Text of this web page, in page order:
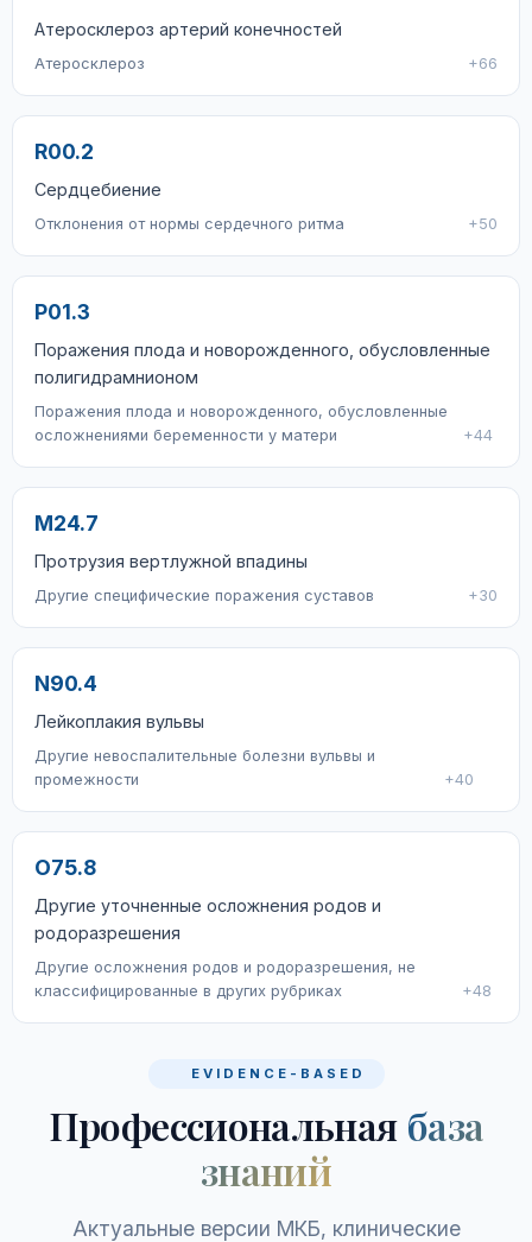
Атеросклероз артерий конечностей
Атеросклероз +66
R00.2
Сердцебиение
Отклонения от нормы сердечного ритма +50
P01.3
Поражения плода и новорожденного, обусловленные
полигидрамнионом
Поражения плода и новорожденного, обусловленные
осложнениями беременности у матери
+44
M24.7
Протрузия вертлужной впадины
Другие специфические поражения суставов +30
N90.4
Лейкоплакия вульвы
Другие невоспалительные болезни вульвы и
промежности
+40
O75.8
Другие уточненные осложнения родов и
родоразрешения
Другие осложнения родов и родоразрешения, не
классифицированные в других рубриках
+48
EVIDENCE-BASED
Профессиональная база
знаний
Актуальные версии МКБ, клинические